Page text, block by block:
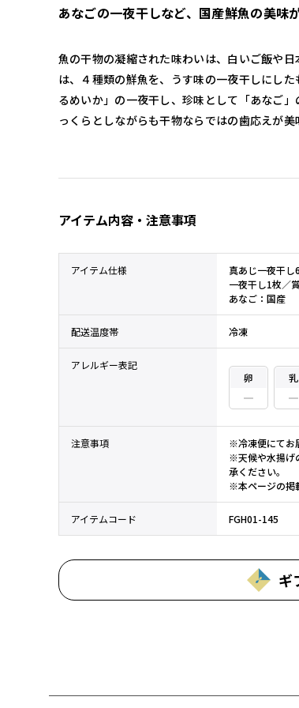
あなごの一夜干しなど、国産鮮魚の美味
魚の干物の凝縮された味わいは、白いご飯や
は、４種類の鮮魚を、うす味の一夜干しにし
るめいか」の一夜干し、珍味として「あなご
っくらとしながらも干物ならではの歯応えが美
アイテム内容・注意事項
アイテム仕様
真あじ一夜干
一夜干し1枚／
あなご：国産
配送温度帯 冷凍
アレルギー表記
卵
乳
注意事項
※冷凍便にてお
※天候や水揚げ
承ください。
※本ページの掲
アイテムコード FGH01-145
ギ